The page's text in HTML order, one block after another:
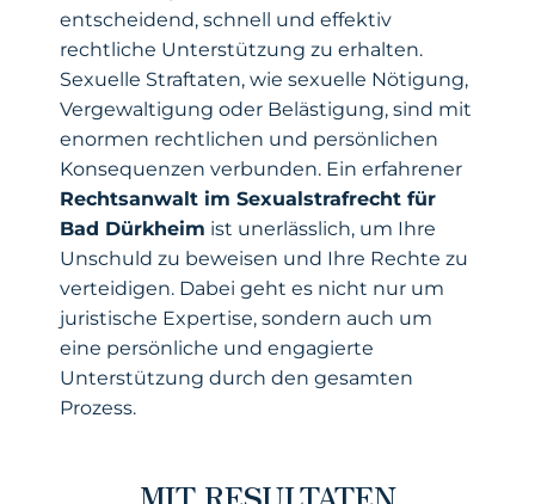
entscheidend, schnell und effektiv
rechtliche Unterstützung zu erhalten.
Sexuelle Straftaten, wie sexuelle Nötigung,
Vergewaltigung oder Belästigung, sind mit
enormen rechtlichen und persönlichen
Konsequenzen verbunden. Ein erfahrener
Rechtsanwalt im Sexualstrafrecht für
Bad Dürkheim ist unerlässlich, um Ihre
Unschuld zu beweisen und Ihre Rechte zu
verteidigen. Dabei geht es nicht nur um
juristische Expertise, sondern auch um
eine persönliche und engagierte
Unterstützung durch den gesamten
Prozess.